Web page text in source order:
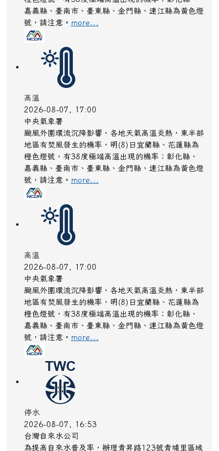
嘉義縣、臺南市、臺東縣、金門縣、連江縣為黃色燈
號，請注意。 more...
高溫
2026-08-07, 17:00
中央氣象署
颱風外圍環流沉降影響，各地天氣高溫炎熱，東半部
地區有焚風發生的機率，明(8)日宜蘭縣、花蓮縣為
橙色燈號，有38度極端高溫出現的機率；彰化縣、
嘉義縣、臺南市、臺東縣、金門縣、連江縣為黃色燈
號，請注意。 more...
高溫
2026-08-07, 17:00
中央氣象署
颱風外圍環流沉降影響，各地天氣高溫炎熱，東半部
地區有焚風發生的機率，明(8)日宜蘭縣、花蓮縣為
橙色燈號，有38度極端高溫出現的機率；彰化縣、
嘉義縣、臺南市、臺東縣、金門縣、連江縣為黃色燈
號，請注意。 more...
停水
2026-08-07, 16:53
台灣自來水公司
為提高自來水普及率，辦理青昇路123號青埔里區域